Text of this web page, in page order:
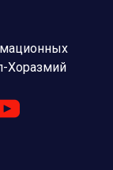
Хоразмий